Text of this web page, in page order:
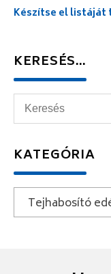
Készítse el
KERESÉS…
KATEGÓRIA
Tejhabosító